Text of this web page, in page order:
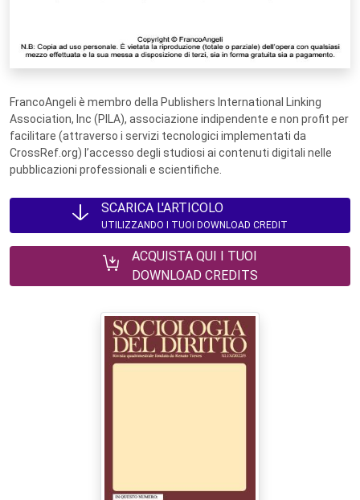
FrancoAngeli è membro della Publishers International Linking
Association, Inc (PILA), associazione indipendente e non profit per
facilitare (attraverso i servizi tecnologici implementati da
CrossRef.org) l’accesso degli studiosi ai contenuti digitali nelle
pubblicazioni professionali e scientifiche.
SCARICA L'ARTICOLO
UTILIZZANDO I TUOI DOWNLOAD CREDIT
ACQUISTA QUI I TUOI
DOWNLOAD CREDITS